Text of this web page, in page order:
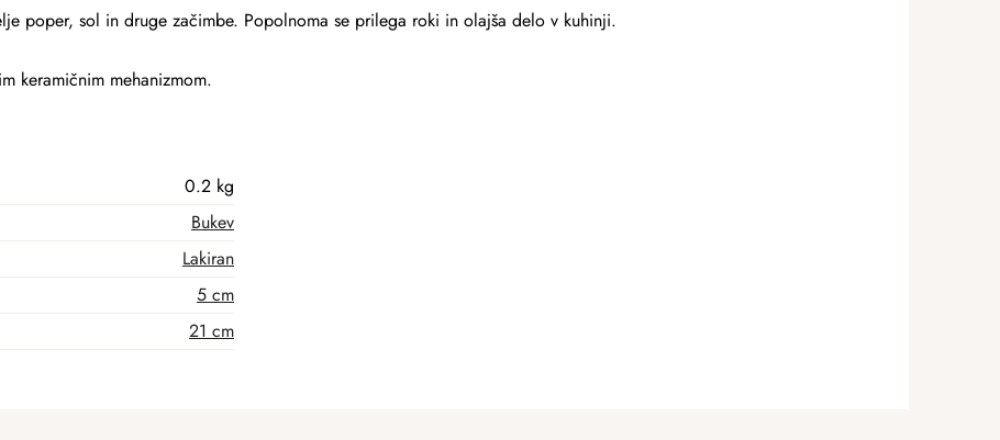
poper, sol in druge začimbe. Popolnoma se prilega roki in olajša delo v kuhinji.
keramičnim mehanizmom.
0.2 kg
Bukev
Lakiran
5 cm
21 cm